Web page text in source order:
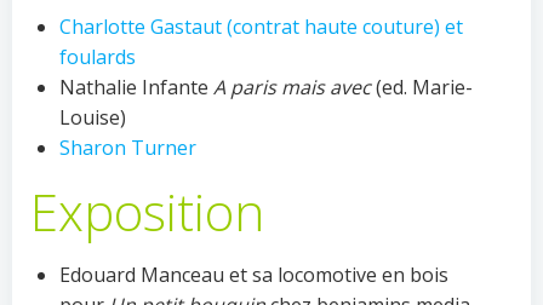
Charlotte Gastaut (contrat haute couture) et
foulards
Nathalie Infante A paris mais avec(ed. Marie-
Louise)
Sharon Turner
Exposition
Edouard Manceau et sa locomotive en bois